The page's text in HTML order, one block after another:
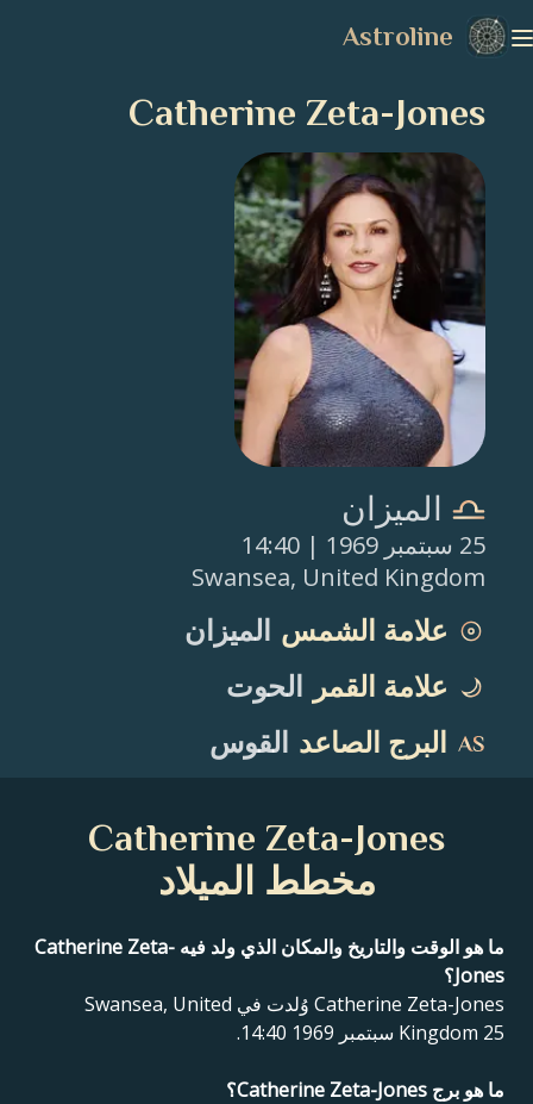
Astroline
Catherine Zeta-Jones
الميزان
25 سبتمبر 1969
| 14:40
Swansea, United Kingdom
علامة الشمس
الميزان
علامة القمر
الحوت
البرج الصاعد
القوس
Catherine Zeta-Jones
مخطط الميلاد
ما هو الوقت والتاريخ والمكان الذي ولد فيه Catherine Zeta-
Jones؟
Catherine Zeta-Jones وُلدت في Swansea, United
Kingdom 25 سبتمبر 1969 14:40.
ما هو برج Catherine Zeta-Jones؟